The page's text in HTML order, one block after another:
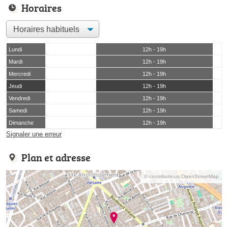
Horaires
Lundi
12h - 19h
Mardi
12h - 19h
Mercredi
12h - 19h
Jeudi
12h - 19h
Vendredi
12h - 19h
Samedi
12h - 19h
Dimanche
12h - 19h
Signaler une erreur
Plan et adresse
© contributeurs OpenStreetMap